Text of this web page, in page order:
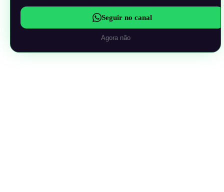
Seguir no canal
Agora não